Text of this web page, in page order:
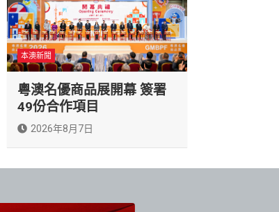
本澳新聞
粵澳名優商品展開幕 簽署
49份合作項目
2026年8月7日